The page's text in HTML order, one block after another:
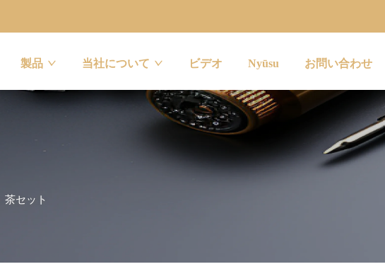
製品 当社について ビデオ Nyūsu お問い合わせ
茶セット